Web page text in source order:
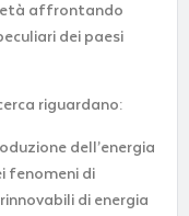
affrontando
dei paesi
riguardano:
dell’energia
fenomeni di
di energia